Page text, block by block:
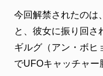
今回解禁されたのは
と、彼女に振り回さ
ギルグ（アン・ボヒ
でUFOキャッチャー